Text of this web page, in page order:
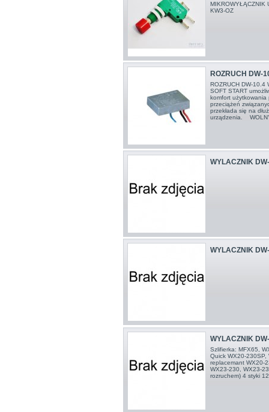
KW3-OZ
ROZRUCH DW-
ROZRUCH DW-
SOFT START
komfort użytkowania
przeciążeń
przekłada się na
urządzenia.
WYLACZNIK
WYLACZNIK
WYLACZNIK
Szlifierka: MFX65,
Quick WX20-230SP,
replacemant WX20-
WX23-230, WX23-
rozruchem) 4 styki